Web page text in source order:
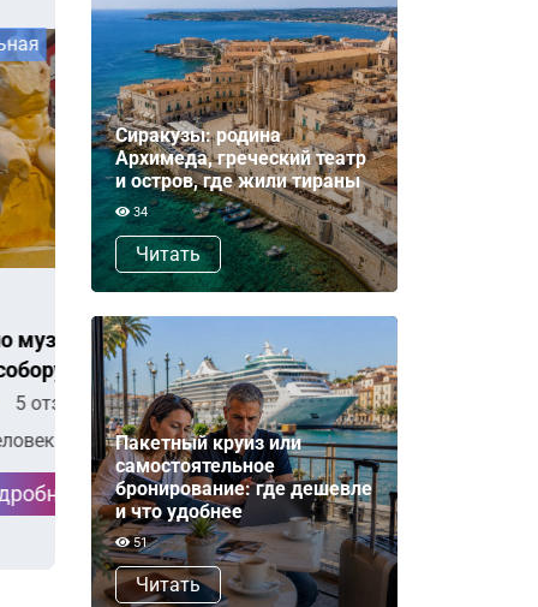
Индивидуальная
Обзорная экскурсия по
великолепному Риму
4 отзыва
от 34€ за человека
Подробнее
Сиракузы: родина
Архимеда, греческий театр
и остров, где жили тираны
34
Читать
Пакетный круиз или
самостоятельное
бронирование: где дешевле
и что удобнее
51
Читать